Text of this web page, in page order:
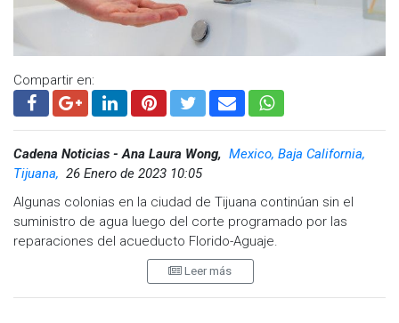
Compartir en:
Cadena Noticias - Ana Laura Wong, Mexico, Baja California,
Tijuana, 26 Enero de 2023 10:05
Algunas colonias en la ciudad de Tijuana continúan sin el
suministro de agua luego del corte programado por las
reparaciones del acueducto Florido-Aguaje.
La mañana de este jueves, la Comisión Estatal de Servicios
Públicos de Tijuana (CESPT), anunció que el servicio se ha
Leer más